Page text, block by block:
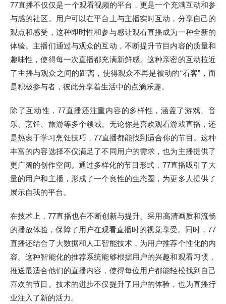
77直播不仅仅是一个观看视频的平台，更是一个充满互动和参
与感的社区。用户可以在平台上与主播实时互动，分享自己的
观点和感受，这种即时性和参与感让观看直播成为一种全新的
体验。主播们通过与观众的互动，不断提升节目内容的质量和
趣味性，使得每一次直播都充满新鲜感。这种亲密的互动拉近
了主播与观众之间的距离，使得观众不再是被动的“看客”，而
是积极参与者，彼此分享着生活中的点滴乐趣。
除了互动性，77直播还注重内容的多样性，涵盖了游戏、音
乐、烹饪、旅游等多个领域。无论你是喜欢观看游戏直播，还
是热衷于学习烹饪技巧，77直播都能找到适合你的节目。这种
丰富的内容选择不仅满足了不同用户的需求，也为主播提供了
更广阔的创作空间。通过多样化的节目形式，77直播吸引了大
量的用户和主播，形成了一个良性的生态圈，为更多人提供了
展示自我的平台。
在技术上，77直播也在不断创新与提升。采用高清画质和流畅
的播放体验，保障了用户在观看直播时的视觉享受。同时，77
直播还结合了大数据和人工智能技术，为用户推荐个性化的内
容。这种智能化的推荐系统能够根据用户的兴趣和观看习惯，
推送最适合他们的直播内容，使得每位用户都能轻松找到自己
喜欢的节目。技术的进步不仅提升了用户的体验，也为直播行
业注入了新的活力。